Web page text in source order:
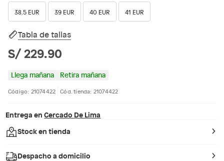
38.5 EUR 39 EUR 40 EUR 41 EUR
Tabla de tallas
S/ 229.90
Llega mañana Retira mañana
Código: 21074422 Cód. tienda: 21074422
Entrega en Cercado De Lima
Stock en tienda
Despacho a domicilio